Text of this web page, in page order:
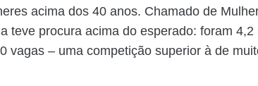
acima dos 40 anos. Chamado de
teve procura acima do esperado: foram 4,2
vagas – uma competição superior à de